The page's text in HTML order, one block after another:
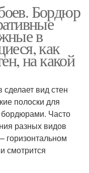
Бордюр
в
как
на какой
вид стен
полоски для
Часто
разных видов
горизонтальном
смотрится